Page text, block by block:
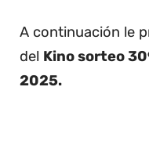
A continuación le
del Kino sorteo
2025.